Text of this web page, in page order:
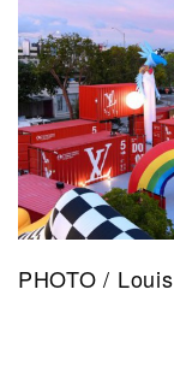
PHOTO /